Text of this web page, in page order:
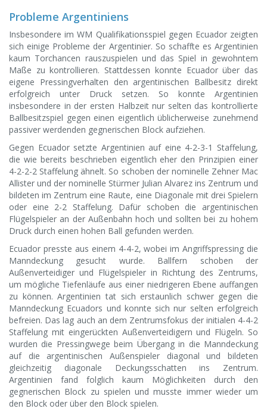
Probleme Argentiniens
Insbesondere im WM Qualifikationsspiel gegen Ecuador zeigten
sich einige Probleme der Argentinier. So schaffte es Argentinien
kaum Torchancen rauszuspielen und das Spiel in gewohntem
Maße zu kontrollieren. Stattdessen konnte Ecuador über das
eigene Pressingverhalten den argentinischen Ballbesitz direkt
erfolgreich unter Druck setzen. So konnte Argentinien
insbesondere in der ersten Halbzeit nur selten das kontrollierte
Ballbesitzspiel gegen einen eigentlich üblicherweise zunehmend
passiver werdenden gegnerischen Block aufziehen.
Gegen Ecuador setzte Argentinien auf eine 4-2-3-1 Staffelung,
die wie bereits beschrieben eigentlich eher den Prinzipien einer
4-2-2-2 Staffelung ähnelt. So schoben der nominelle Zehner Mac
Allister und der nominelle Stürmer Julian Alvarez ins Zentrum und
bildeten im Zentrum eine Raute, eine Diagonale mit drei Spielern
oder eine 2-2 Staffelung. Dafür schoben die argentinischen
Flügelspieler an der Außenbahn hoch und sollten bei zu hohem
Druck durch einen hohen Ball gefunden werden.
Ecuador presste aus einem 4-4-2, wobei im Angriffspressing die
Manndeckung gesucht wurde. Ballfern schoben der
Außenverteidiger und Flügelspieler in Richtung des Zentrums,
um mögliche Tiefenläufe aus einer niedrigeren Ebene auffangen
zu können. Argentinien tat sich erstaunlich schwer gegen die
Manndeckung Ecuadors und konnte sich nur selten erfolgreich
befreien. Das lag auch an dem Zentrumsfokus der initialen 4-4-2
Staffelung mit eingerückten Außenverteidigern und Flügeln. So
wurden die Pressingwege beim Übergang in die Manndeckung
auf die argentinischen Außenspieler diagonal und bildeten
gleichzeitig diagonale Deckungsschatten ins Zentrum.
Argentinien fand folglich kaum Möglichkeiten durch den
gegnerischen Block zu spielen und musste immer wieder um
den Block oder über den Block spielen.